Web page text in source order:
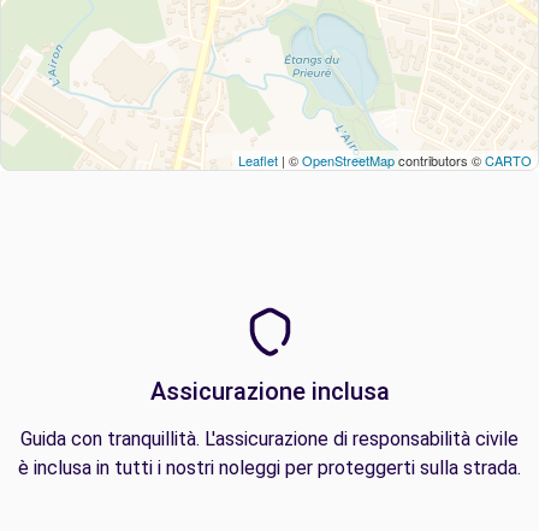
Leaflet | ©OpenStreetMapcontributors ©CARTO
Assicurazione inclusa
Guida con tranquillità. L'assicurazione di responsabilità civile
è inclusa in tutti i nostri noleggi per proteggerti sulla strada.